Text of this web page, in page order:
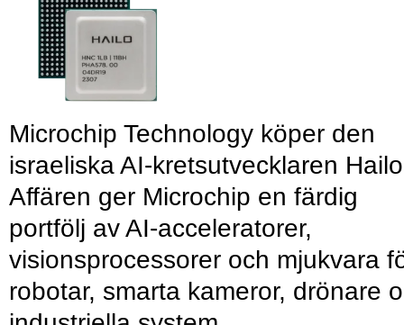
Microchip Technology köper den
israeliska AI-kretsutvecklaren
Affären ger Microchip en färdig
portfölj av AI-acceleratorer,
visionsprocessorer och mjukvara
robotar, smarta kameror, drönare